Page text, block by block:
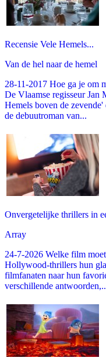
Recensie Vele Hemels...
Van de hel naar de hemel
28-11-2017 Hoe ga je om
De Vlaamse regisseur
Hemels boven de
de debuutroman van...
Onvergetelijke thrillers in
Array
24-7-2026 Welke film
Hollywood-thrillers hun
filmfanaten naar hun
verschillende